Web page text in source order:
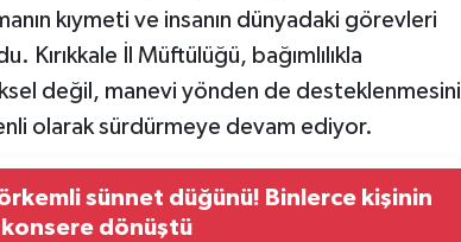
kıymeti ve insanın dünyadaki görevleri
Kırıkkale İl Müftülüğü, bağımlılıkla
değil, manevi yönden de desteklenmesini
olarak sürdürmeye devam ediyor.
sünnet düğünü! Binlerce kişinin
konsere dönüştü